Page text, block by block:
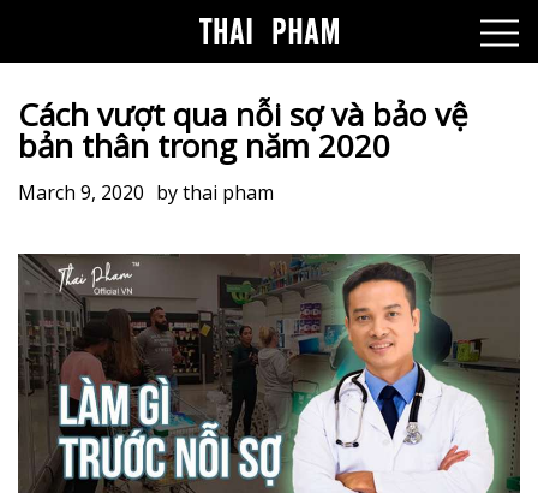
Cách vượt qua nỗi sợ và bảo vệ
bản thân trong năm 2020
March 9, 2020 bythai pham